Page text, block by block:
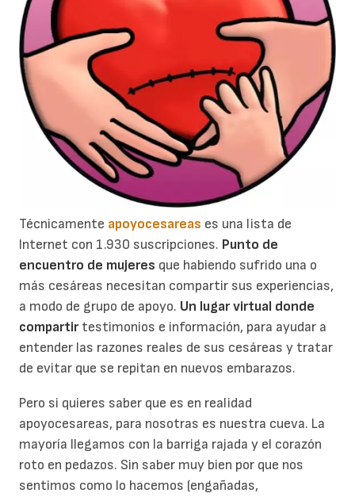
Técnicamente apoyocesareas es una lista de
Internet con 1.930 suscripciones. Punto de
encuentro de mujeres que habiendo sufrido una o
más cesáreas necesitan compartir sus experiencias,
a modo de grupo de apoyo. Un lugar virtual donde
compartir testimonios e información, para ayudar a
entender las razones reales de sus cesáreas y tratar
de evitar que se repitan en nuevos embarazos.
Pero si quieres saber que es en realidad
apoyocesareas, para nosotras es nuestra cueva. La
mayoría llegamos con la barriga rajada y el corazón
roto en pedazos. Sin saber muy bien por que nos
sentimos como lo hacemos (engañadas,